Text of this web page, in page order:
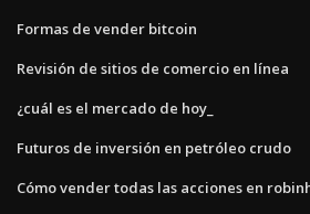
Formas de vender bitcoin
Revisión de sitios de comercio en línea
¿cuál es el mercado de hoy_
Futuros de inversión en petróleo crudo
Cómo vender todas las acciones en